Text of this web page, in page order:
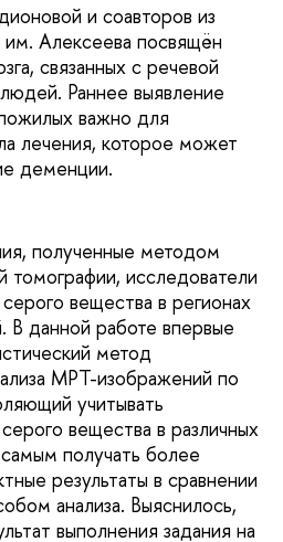
и соавторов из
Алексеева посвящён
связанных с речевой
Раннее выявление
важно для
лечения, которое может
деменции.
полученные методом
томографии, исследователи
вещества в регионах
данной работе впервые
метод
МРТ-изображений по
учитывать
вещества в различных
получать более
результаты в сравнении
анализа. Выяснилось,
выполнения задания на